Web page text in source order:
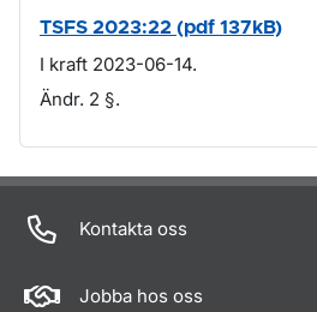
TSFS 2023:22 (pdf 137kB)
I kraft 2023-06-14.
Ändr. 2 §.
Om sidan
Kontakta oss
Jobba hos oss